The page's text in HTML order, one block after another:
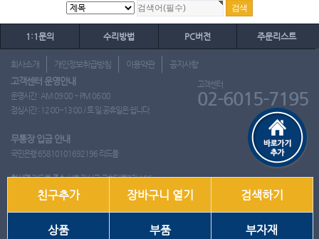
1:1문의 수리방법 PC버전 주문리스트
회사소개 개인정보취급방침 이용약관 공지사항
고객센터 운영안내
운영시간 : AM 09:00 ~ PM 06:00
점심시간 : 12:00~13:00 / 토.일.공휴일은 쉽니다.
고객센터
02-6015-7195
무통장 입금 안내
국민은행 65810101692196 리드몰
회사명리드몰주소서울 강서구 국회대로7길 126
사업자 등록번호412-10-97537 이영은전화02-6015-7195
Copyright ⓒ 2001~2026 리드몰. All Rights Reserved.
친구추가 장바구니 열기 검색하기
상품 부품 부자재